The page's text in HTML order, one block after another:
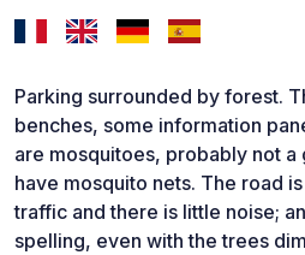
Parking surrounded by forest.
benches, some information
are mosquitoes, probably not
have mosquito nets. The road
traffic and there is little noise;
spelling, even with the trees